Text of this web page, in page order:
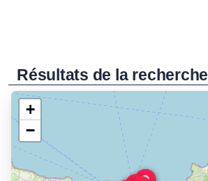
Résultats de la recherche
+
−